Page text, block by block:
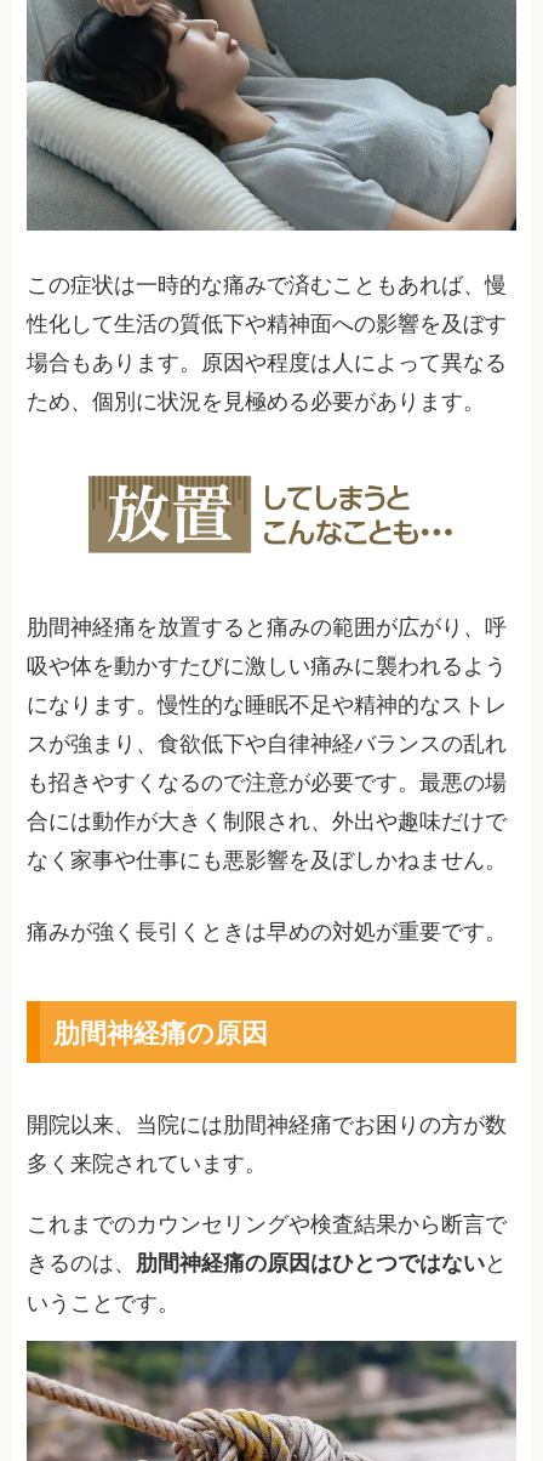
この症状は一時的な痛みで済むこともあれば、慢
性化して生活の質低下や精神面への影響を及ぼす
場合もあります。原因や程度は人によって異なる
ため、個別に状況を見極める必要があります。
肋間神経痛を放置すると痛みの範囲が広がり、呼
吸や体を動かすたびに激しい痛みに襲われるよう
になります。慢性的な睡眠不足や精神的なストレ
スが強まり、食欲低下や自律神経バランスの乱れ
も招きやすくなるので注意が必要です。最悪の場
合には動作が大きく制限され、外出や趣味だけで
なく家事や仕事にも悪影響を及ぼしかねません。
痛みが強く長引くときは早めの対処が重要です。
肋間神経痛の原因
開院以来、当院には肋間神経痛でお困りの方が数
多く来院されています。
これまでのカウンセリングや検査結果から断言で
きるのは、 肋間神経痛の原因はひとつではないと
いうことです。